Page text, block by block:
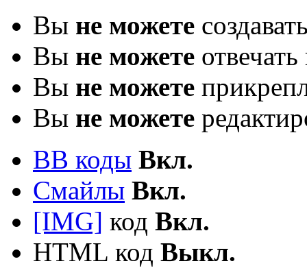
Вы не можете
Вы не можете
Вы не можете
Вы не можете
BB коды Вкл.
Смайлы Вкл.
[IMG] код Вкл.
HTML код Выкл.